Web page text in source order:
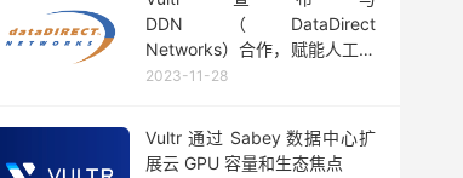
DDN（DataDirect
Networks）合作，赋能人工智
能创新
2023-11-28
Vultr 通过 Sabey 数据中心扩
展云 GPU 容量和生态焦点